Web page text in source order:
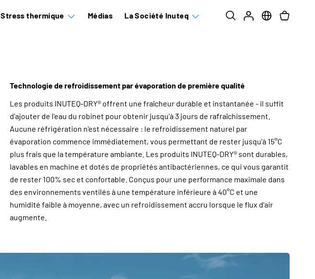
Stress thermique Médias La Société Inuteq
Technologie de refroidissement par évaporation de première qualité
Les produits INUTEQ-DRY® offrent une fraîcheur durable et instantanée - il suffit
d'ajouter de l'eau du robinet pour obtenir jusqu'à 3 jours de rafraîchissement.
Aucune réfrigération n'est nécessaire : le refroidissement naturel par
évaporation commence immédiatement, vous permettant de rester jusqu'à 15°C
plus frais que la température ambiante. Les produits INUTEQ-DRY® sont durables,
lavables en machine et dotés de propriétés antibactériennes, ce qui vous garantit
de rester 100% sec et confortable. Conçus pour une performance maximale dans
des environnements ventilés à une température inférieure à 40°C et une
humidité faible à moyenne, avec un refroidissement accru lorsque le flux d'air
augmente.